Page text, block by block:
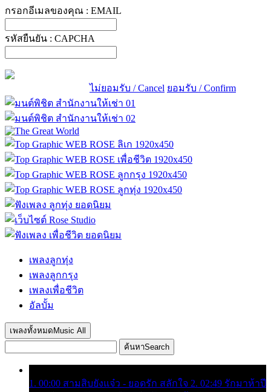
กรอกอีเมลของคุณ : EMAIL
รหัสยืนยัน : CAPCHA
ไม่ยอมรับ / Cancel ยอมรับ / Confirm
เพลงลูกทุ่ง
เพลงลูกกรุง
เพลงเพื่อชีวิต
อัลบั้ม
เพลงทั้งหมด Music All
ค้นหาSearch
1. 00:00 สามสิบยังแจ๋ว - ยอดรัก สลักใจ 2. 02:49 รักมาห้าปี